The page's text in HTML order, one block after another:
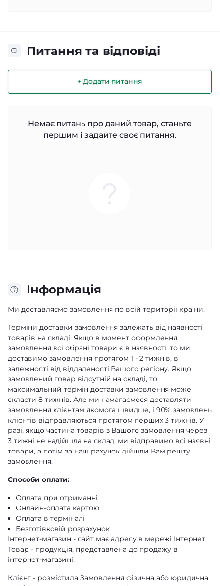
Питання та відповіді
+ Додати питання
Немає питань про даний товар, станьте
першим і задайте своє питання.
Iнформація
Ми доставляємо замовлення по всій території країни.
Терміни доставки замовлення залежать від наявності
товарів на складі. Якщо в момент оформлення
замовлення всі обрані товари є в наявності, то ми
доставимо замовлення протягом 1 - 2 тижнів, в
залежності від віддаленості Вашого регіону. Якщо
замовлений товар відсутній на складі, то
максимальний термін доставки замовлення може
скласти 8 тижнів. Але ми намагаємося доставляти
замовлення клієнтам якомога швидше, і 90% замовлень
клієнтів відправляються протягом перших 3 тижнів. У
разі, якщо частина товарів з Вашого замовлення через
3 тижні не надійшла на склад, ми відправимо всі наявні
товари, а потім за наш рахунок дійшли Вам решту
замовлення.
Способи оплати:
Оплата при отриманні
Онлайн-оплата картою
Оплата в терміналі
Безготівковій розрахунок
Інтернет-магазин - сайт має адресу в мережі Інтернет.
Товар - продукція, представлена ​​до продажу в
інтернет-магазині.
Клієнт - розмістила Замовлення фізична або юридична